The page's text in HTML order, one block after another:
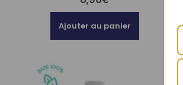
Ajouter au panier